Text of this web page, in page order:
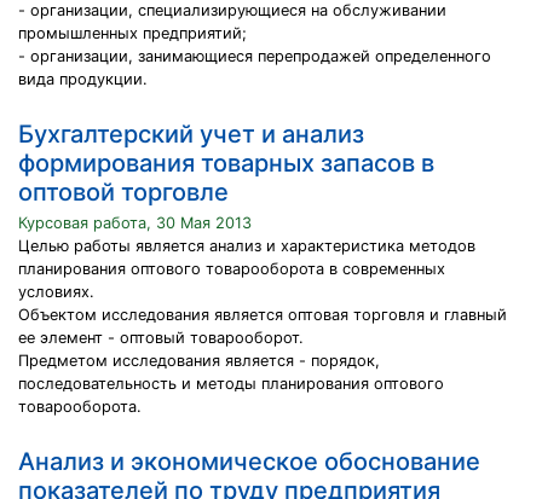
- организации, специализирующиеся на обслуживании
промышленных предприятий;
- организации, занимающиеся перепродажей определенного
вида продукции.
Бухгалтерский учет и анализ
формирования товарных запасов в
оптовой торговле
Курсовая работа, 30 Мая 2013
Целью работы является анализ и характеристика методов
планирования оптового товарооборота в современных
условиях.
Объектом исследования является оптовая торговля и главный
ее элемент - оптовый товарооборот.
Предметом исследования является - порядок,
последовательность и методы планирования оптового
товарооборота.
Анализ и экономическое обоснование
показателей по труду предприятия